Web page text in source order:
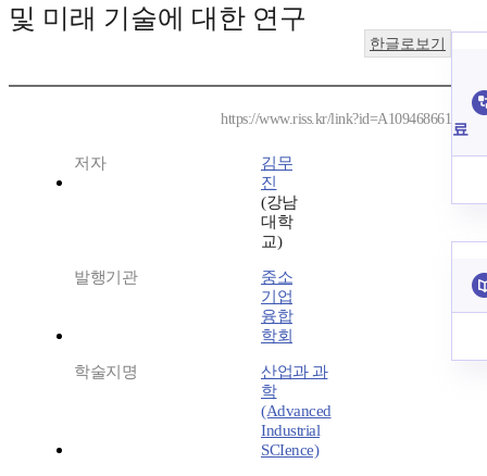
및 미래 기술에 대한 연구
한글로보기
https://www.riss.kr/link?id=A109468661
저자
김무
진
(강남
대학
교)
발행기관
중소
기업
융합
학회
학술지명
산업과 과
학
(Advanced
Industrial
SCIence)
료